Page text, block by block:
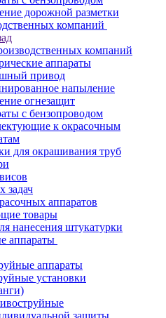
дорожной разметки
компаний
компаний
аппараты
привод
напыление
огнезащит
с бензопроводом
к окрасочным
для окрашивания труб
задач
аппаратов
товары
нанесения штукатурки
аппараты
аппараты
установки
защиты